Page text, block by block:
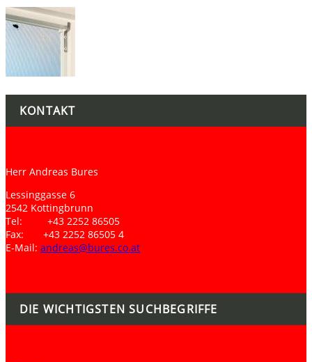
KONTAKT
Herr Andreas Bures
Lessinggasse 6
2542 Kottingbrunn
Tel: +43 2252 86505
Fax: +43 2252 86505 4
E-Mail: andreas@bures.co.at
DIE WICHTIGSTEN SUCHBEGRIFFE